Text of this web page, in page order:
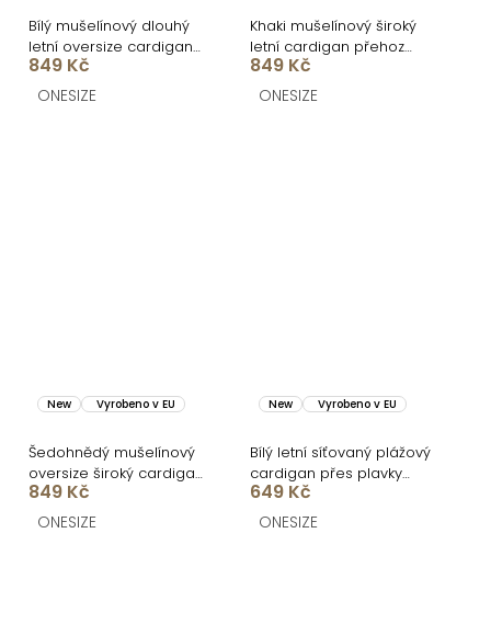
Bílý mušelínový dlouhý
letní oversize cardigan
JAZZY
849 Kč
ONESIZE
Khaki mušelínový široký
letní cardigan přehoz
JAZZY
849 Kč
ONESIZE
New Vyrobeno v EU
Šedohnědý mušelínový
oversize široký cardigan
JAZZY
849 Kč
ONESIZE
New Vyrobeno v EU
Bílý letní síťovaný plážový
cardigan přes plavky
CORVINA
649 Kč
ONESIZE